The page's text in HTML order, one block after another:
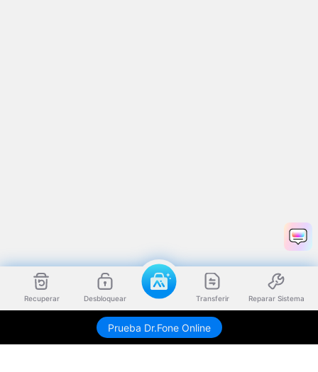
Recuperar Desbloquear Transferir Reparar Sistema
Prueba Dr.Fone Online